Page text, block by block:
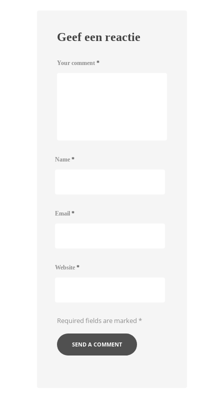
Geef een reactie
Your comment *
Name *
Email *
Website *
Required fields are marked *